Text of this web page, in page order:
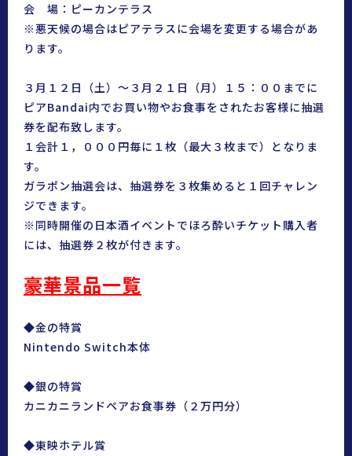
会 場：ピーカンテラス
※悪天候の場合はピアテラスに会場を変更する場合があ
ります。
３月１２日（土）〜３月２１日（月）１５：００までに
ピアBandai内でお買い物やお食事をされたお客様に抽選
券を配布致します。
１会計１，０００円毎に１枚（最大３枚まで）となりま
す。
ガラポン抽選会は、抽選券を３枚集めると１回チャレン
ジできます。
※同時開催の日本酒イベントでほろ酔いチケット購入者
には、抽選券２枚が付きます。
豪華景品一覧
◆金の特賞
Nintendo Switch本体
◆銀の特賞
カニカニランドペアお食事券（２万円分）
◆東映ホテル賞